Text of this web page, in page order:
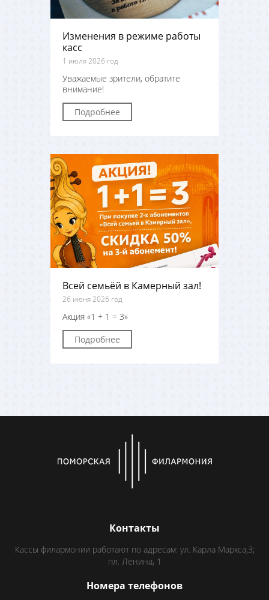
Изменения в режиме работы
касс
1 июля 2026 год
Уважаемые зрители, обратите
внимание!
Подробнее
Всей семьёй в Камерный зал!
26 июня 2026 год
Акция «1 + 1 = 3»
Подробнее
Контакты
Кассы филармонии работают по адресам: ул. Карла Маркса,3;
пл. Ленина, 1
Номера телефонов